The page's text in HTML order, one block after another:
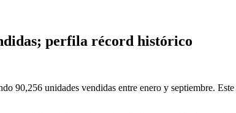
perfila récord histórico
90,256 unidades vendidas entre enero y septiembre.